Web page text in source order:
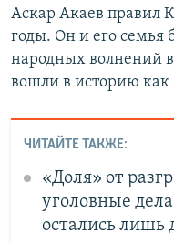
Аскар Акаев правил
годы. Он и его семья
народных волнений
вошли в историю как
ЧИТАЙТЕ ТАКЖЕ:
«Доля» от
уголовные
остались лишь